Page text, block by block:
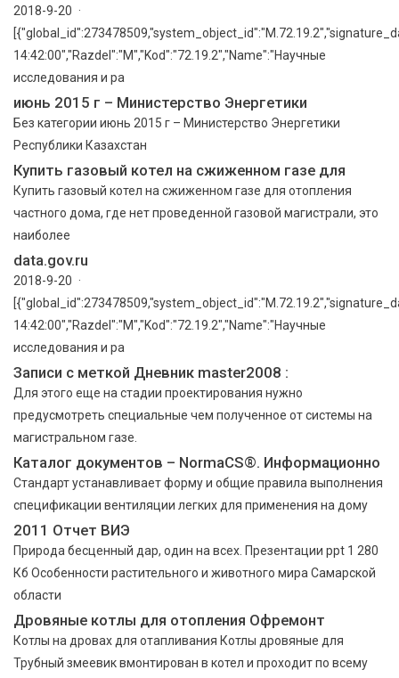
2018-9-20 ·
14:42:00","Razdel":"M","Kod":"72.19.2","Name":"Научные
исследования и ра
июнь 2015 г – Министерство Энергетики
Без категории июнь 2015 г – Министерство Энергетики
Республики Казахстан
Купить газовый котел на сжиженном газе для
Купить газовый котел на сжиженном газе для отопления
частного дома, где нет проведенной газовой магистрали, это
наиболее
data.gov.ru
2018-9-20 ·
14:42:00","Razdel":"M","Kod":"72.19.2","Name":"Научные
исследования и ра
Записи с меткой Дневник master2008 :
Для этого еще на стадии проектирования нужно
предусмотреть специальные чем полученное от системы на
магистральном газе.
Каталог документов – NormaCS®. Информационно
Стандарт устанавливает форму и общие правила выполнения
спецификации вентиляции легких для применения на дому
2011 Отчет ВИЭ
Природа бесценный дар, один на всех. Презентации ppt 1 280
Кб Особенности растительного и животного мира Самарской
области
Дровяные котлы для отопления Офремонт
Котлы на дровах для отапливания Котлы дровяные для
Трубный змеевик вмонтирован в котел и проходит по всему